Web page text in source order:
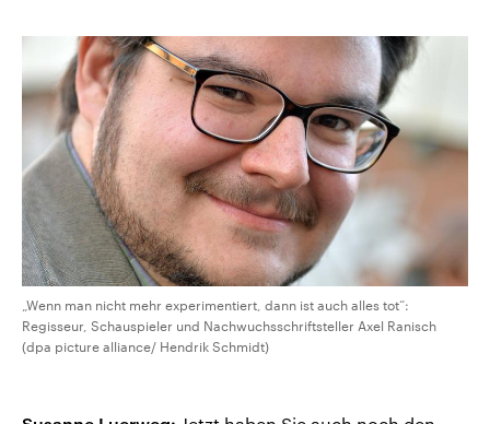
„Wenn man nicht mehr experimentiert, dann ist auch alles tot“:
Regisseur, Schauspieler und Nachwuchsschriftsteller Axel Ranisch
(dpa picture alliance/ Hendrik Schmidt)